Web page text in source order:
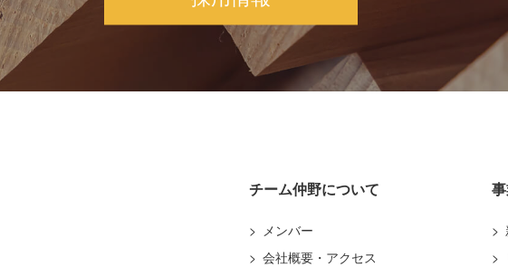
チーム仲野について
メンバー
会社概要・アクセス